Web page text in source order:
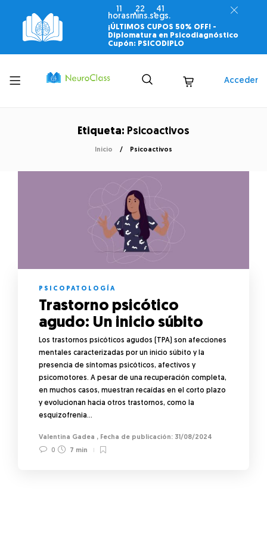
11
horas
22
mins.
41
segs.
¡ÚLTIMOS CUPOS 50% OFF! -
Diplomatura en Psicodiagnóstico
Cupón: PSICODIPLO
Toggle
menu
Acceder
Etiqueta: Psicoactivos
Inicio Psicoactivos
PSICOPATOLOGÍA
Trastorno psicótico
agudo: Un inicio súbito
Los trastornos psicóticos agudos (TPA) son afecciones
mentales caracterizadas por un inicio súbito y la
presencia de síntomas psicóticos, afectivos y
psicomotores. A pesar de una recuperación completa,
en muchos casos, muestran recaídas en el corto plazo
y evolucionan hacia otros trastornos, como la
esquizofrenia…
Valentina Gadea ,
31/08/2024
0
7 min